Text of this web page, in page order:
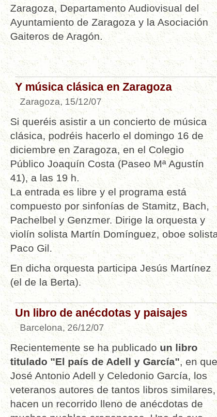
Zaragoza, Departamento Audiovisual del
Ayuntamiento de Zaragoza y la Asociación
Gaiteros de Aragón.
Y música clásica en Zaragoza
Zaragoza, 15/12/07
Si queréis asistir a un concierto de música
clásica, podréis hacerlo el domingo 16 de
diciembre en Zaragoza, en el Colegio
Público Joaquín Costa (Paseo Mª Agustín
41), a las 19 h.
La entrada es libre y el programa está
compuesto por sinfonías de Stamitz, Bach,
Pachelbel y Genzmer. Dirige la orquesta y
violín solista Martín Domínguez, oboe
Paco Gil.
En dicha orquesta participa Jesús Martínez
(el de la Berta).
Un libro de anécdotas y paisajes
Barcelona, 26/12/07
Recientemente se ha publicado un libro
titulado "El país de Adell y García", en que
José Antonio Adell y Celedonio García, los
veteranos autores de tantos libros similares,
hacen un recorrido lleno de anécdotas de